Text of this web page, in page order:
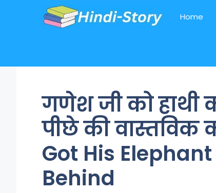
Home
गणेश जी को हाथी
पीछे की वास्तविक
Got His
Behind